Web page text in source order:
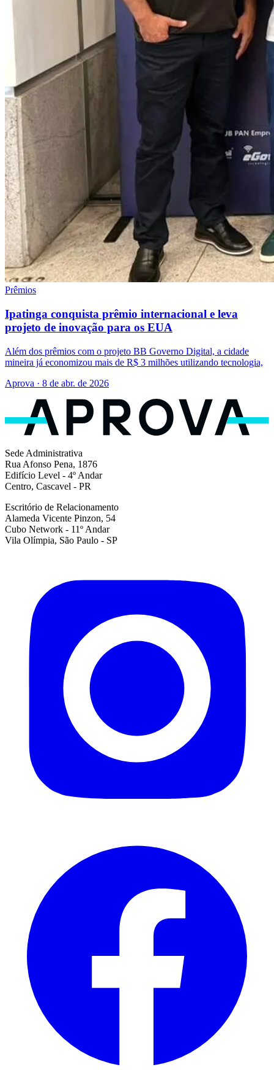
Prêmios
Ipatinga conquista prêmio internacional e leva
projeto de inovação para os EUA
Além dos prêmios com o projeto BB Governo Digital, a cidade
mineira já economizou mais de R$ 3 milhões utilizando tecnologia,
Aprova · 8 de abr. de 2026
Sede Administrativa
Rua Afonso Pena, 1876
Edifício Level - 4º Andar
Centro, Cascavel - PR
Escritório de Relacionamento
Alameda Vicente Pinzon, 54
Cubo Network - 11º Andar
Vila Olímpia, São Paulo - SP